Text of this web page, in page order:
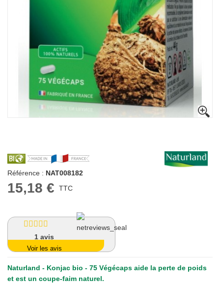
Référence : NAT008182
15,18 € TTC
1avis
Voir les avis
Naturland - Konjac bio - 75 Végécaps aide la perte de poids
et est un coupe-faim naturel.